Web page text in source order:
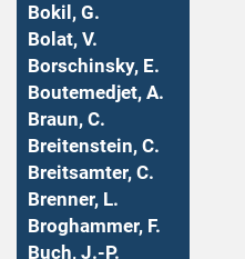
Bokil, G.
Bolat, V.
Borschinsky, E.
Boutemedjet, A.
Braun, C.
Breitenstein, C.
Breitsamter, C.
Brenner, L.
Broghammer, F.
Buch, J.-P.